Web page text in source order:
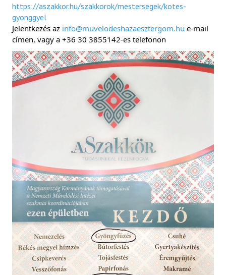
https://aszakkor.hu/szakkorok/mestersegek/kotes-
gyonggyel
Jelentkezés az info@muvelodeshazaesztergom.hu e-mail
címen, vagy a +36 30 3855142-es telefonon